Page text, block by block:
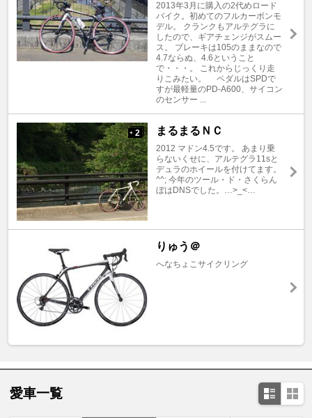
2013年3月に購入の2代めロード
バイク。初めてのフルカーボンモ
デル。 クランクもアルテグラに
したので、ギアチェンジがスムー
ス。 ブレーキは105のままなので
4.7ならぬ、4.6ということ
で・・・。 これからじっくり走
りこみたい。 ペダルはSPDで
すが最軽量のPD-A600、サイコン
のセンサー ...
+ 2 まるまるＮＣ
2012 マドン4.5です。 あまり乗
らないくせに、アルテグラ11sと
デュラのホイールを付けてます。
^^; 今年のツール・ド・さくらん
ぼはDNSでした。…>_<…
りゅう＠
へなちょこサイクリング
愛車一覧